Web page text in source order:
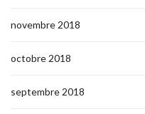
novembre 2018
octobre 2018
septembre 2018